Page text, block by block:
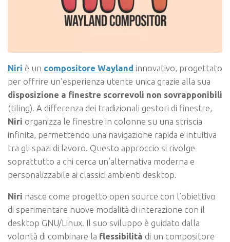
Niri è un compositore Wayland innovativo, progettato
per offrire un’esperienza utente unica grazie alla sua
disposizione a finestre scorrevoli non sovrapponibili
(tiling). A differenza dei tradizionali gestori di finestre,
Niri organizza le finestre in colonne su una striscia
infinita, permettendo una navigazione rapida e intuitiva
tra gli spazi di lavoro. Questo approccio si rivolge
soprattutto a chi cerca un’alternativa moderna e
personalizzabile ai classici ambienti desktop.
Niri nasce come progetto open source con l’obiettivo
di sperimentare nuove modalità di interazione con il
desktop GNU/Linux. Il suo sviluppo è guidato dalla
volontà di combinare la flessibilità di un compositore